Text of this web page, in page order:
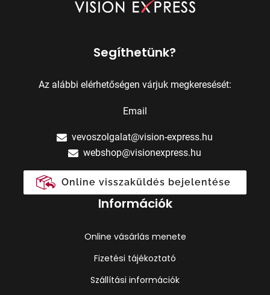
Segíthetünk?
Az alábbi elérhetőségen várjuk megkeresését:
Email
vevoszolgalat@vision-express.hu
webshop@visionexpress.hu
Online visszaküldés bejelentése
Információk
Online vásárlás menete
Fizetési tájékoztató
Szállítási információk